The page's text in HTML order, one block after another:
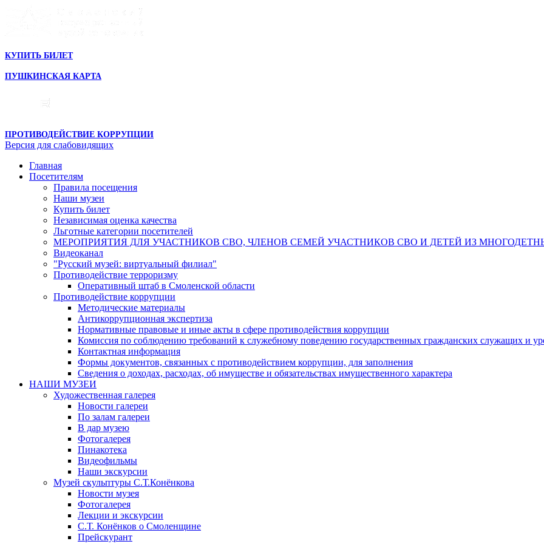
КУПИТЬ БИЛЕТ
ПУШКИНСКАЯ КАРТА
ПРОТИВОДЕЙСТВИЕ КОРРУПЦИИ
Версия для слабовидящих
Главная
Посетителям
Правила посещения
Наши музеи
Купить билет
Независимая оценка качества
Льготные категории посетителей
МЕРОПРИЯТИЯ ДЛЯ УЧАСТНИКОВ СВО, ЧЛЕНОВ СЕМЕЙ УЧАСТНИКОВ СВО И ДЕТЕЙ ИЗ
Видеоканал
"Русский музей: виртуальный филиал"
Противодействие терроризму
Оперативный штаб в Смоленской области
Противодействие коррупции
Методические материалы
Антикоррупционная экспертиза
Нормативные правовые и иные акты в сфере противодействия коррупции
Комиссия по соблюдению требований к служебному поведению государственных гражданских служащих и
Контактная информация
Формы документов, связанных с противодействием коррупции, для заполнения
Сведения о доходах, расходах, об имуществе и обязательствах имущественного характера
НАШИ МУЗЕИ
Художественная галерея
Новости галереи
По залам галереи
В дар музею
Фотогалерея
Пинакотека
Видеофильмы
Наши экскурсии
Музей скульптуры С.Т.Конёнкова
Новости музея
Фотогалерея
Лекции и экскурсии
С.Т. Конёнков о Смоленщине
Прейскурант